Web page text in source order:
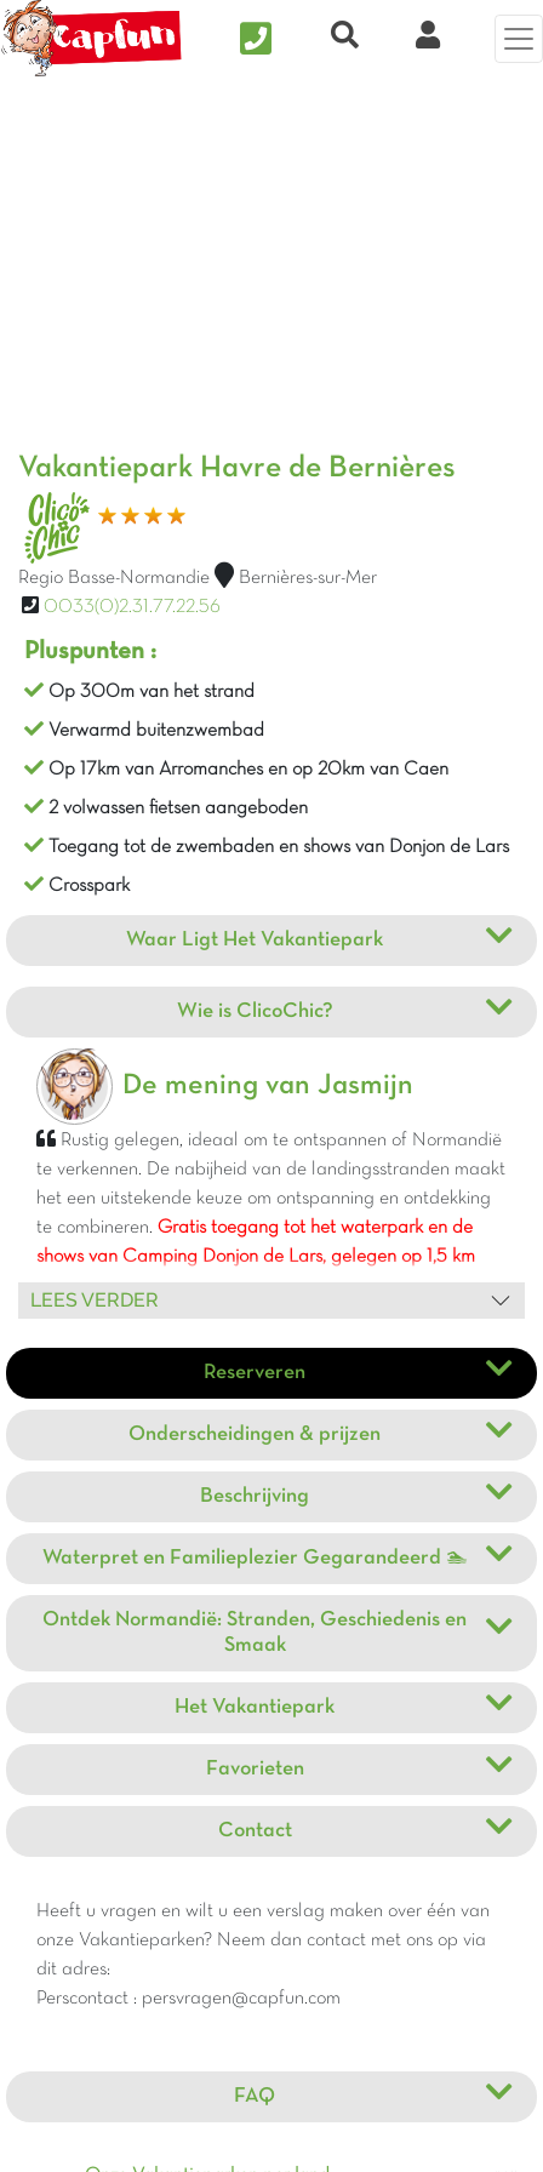
Nous contacterRecherche rapide
Mijn Clix
Vakantiepark Havre de Bernières
Regio Basse-Normandie
Bernières-sur-Mer
0033(0)2.31.77.22.56
Pluspunten :
Op 300m van het strand
Verwarmd buitenzwembad
Op 17km van Arromanches en op 20km van Caen
2 volwassen fietsen aangeboden
Toegang tot de zwembaden en shows van Donjon de Lars
Crosspark
Waar Ligt Het Vakantiepark
Wie is ClicoChic?
De mening van Jasmijn
Rustig gelegen, ideaal om te ontspannen of Normandië
te verkennen. De nabijheid van de landingsstranden maakt
het een uitstekende keuze om ontspanning en ontdekking
te combineren. Gratis toegang tot het waterpark en de
shows van Camping Donjon de Lars, gelegen op 1,5 km
van Camping Havre de Bernières.Inclusief verhuur van 2
LEES VERDER
Reserveren
Onderscheidingen & prijzen
Beschrijving
Waterpret en Familieplezier Gegarandeerd 🏊
Ontdek Normandië: Stranden, Geschiedenis en
Smaak
Het Vakantiepark
Favorieten
Contact
Heeft u vragen en wilt u een verslag maken over één van
onze Vakantieparken? Neem dan contact met ons op via
dit adres:
Perscontact : persvragen@capfun.com
FAQ